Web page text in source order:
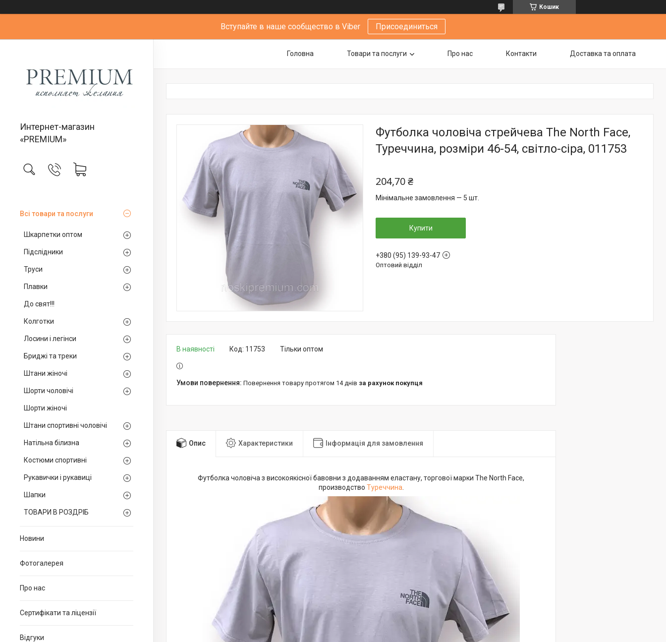
Кошик
Вступайте в наше сообщество в Viber Присоединиться
Интернет-магазин
«PREMIUM»
Всі товари та послуги
Шкарпетки оптом
Підслідники
Труси
Плавки
До свят!!!
Колготки
Лосини і легінси
Бриджі та треки
Штани жіночі
Шорти чоловічі
Шорти жіночі
Штани спортивні чоловічі
Натільна білизна
Костюми спортивні
Рукавички і рукавиці
Шапки
ТОВАРИ В РОЗДРІБ
Новини
Фотогалерея
Про нас
Сертифікати та ліцензії
Відгуки
Головна Товари та послуги Про нас Контакти Доставка та оплата
Футболка чоловіча стрейчева The North Face,
Туреччина, розміри 46-54, світло-сіра, 011753
204,70 ₴
Мінімальне замовлення — 5 шт.
Купити
+380 (95) 139-93-47
Оптовий відділ
В наявності Тільки оптом
Код: 11753
повернення товару протягом 14 днів за рахунок покупця
Опис Характеристики Інформація для замовлення
Футболка чоловіча з високоякісної бавовни з додаванням еластану, торгової марки The North Face,
производство Туреччина